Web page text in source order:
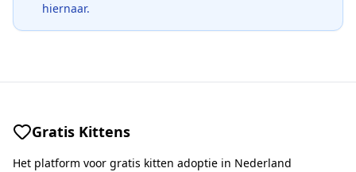
hiernaar.
Gratis Kittens
Het platform voor gratis kitten adoptie in Nederland